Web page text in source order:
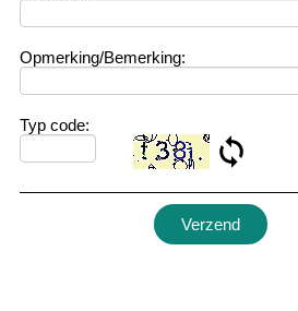
Opmerking/Bemerking:
Typ code: